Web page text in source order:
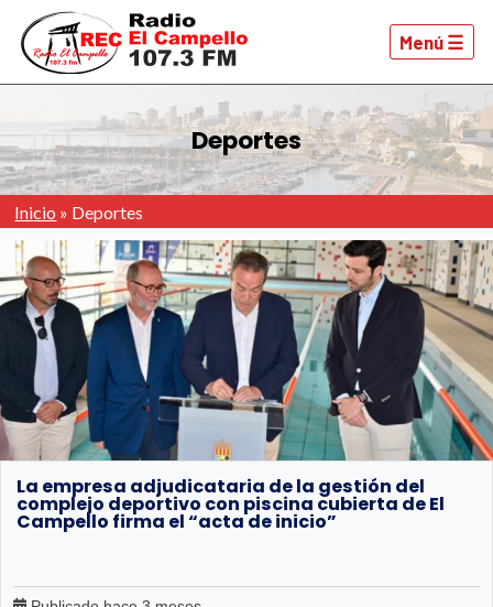
Menú ☰
Deportes
Inicio » Deportes
La empresa adjudicataria de la gestión del
complejo deportivo con piscina cubierta de El
Campello firma el “acta de inicio”